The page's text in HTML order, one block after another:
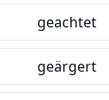
geachtet
geärgert